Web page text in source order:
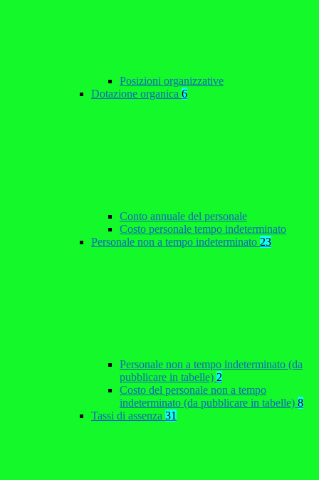
Posizioni organizzative
Dotazione organica 6
Conto annuale del personale
Costo personale tempo indeterminato
Personale non a tempo indeterminato 23
Personale non a tempo indeterminato (da
pubblicare in tabelle) 2
Costo del personale non a tempo
indeterminato (da pubblicare in tabelle) 8
Tassi di assenza 31